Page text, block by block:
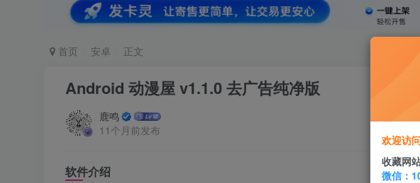
首页 安卓 正文
Android 动漫屋 v1.1.0 去广告纯净版
鹿鸣
11个月前发布
软件介绍
欢迎访
收藏网
微信：